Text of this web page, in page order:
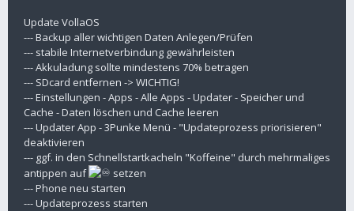
Update VollaOS
--- Backup aller wichtigen Daten Anlegen/Prüfen
--- stabile Internetverbindung gewährleisten
--- Akkuladung sollte mindestens 70% betragen
--- SDcard entfernen -> WICHTIG!
--- Einstellungen - Apps - Alle Apps - Updater - Speicher und
Cache - Daten löschen und Cache leeren
--- Updater App - 3Punke Menü - "Updateprozess priorisieren"
deaktivieren
--- ggf. in den Schnellstartkacheln "Koffeine" durch mehrmaliges
antippen auf
setzen
--- Phone neu starten
--- Updateprozess starten